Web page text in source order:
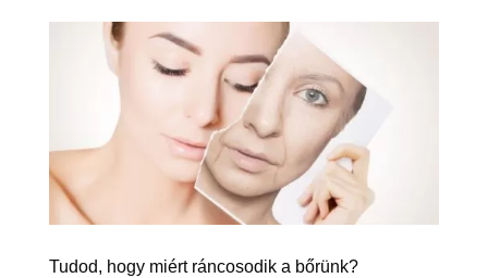
Tudod, hogy miért ráncosodik a bőrünk?